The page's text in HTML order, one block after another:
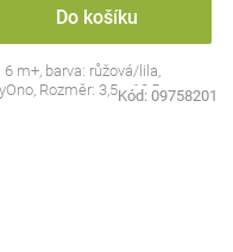
Do košíku
6 m+, barva: růžová/lila,
Rozměr: 3,5 x 10,5 cm
Kód: 09758201